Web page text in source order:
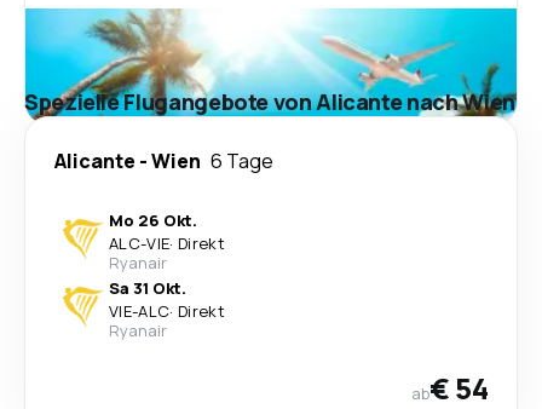
Spezielle Flugangebote von Alicante nach Wien
Alicante -Wien 6 Tage
Mo 26 Okt.
ALC-VIE· Direkt
Ryanair
Sa 31 Okt.
VIE-ALC· Direkt
Ryanair
ab€ 54